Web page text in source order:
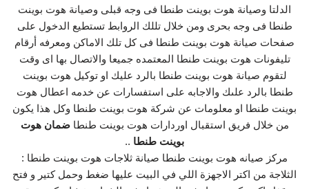
الدلتا وصيانة هوت بوينت طنطا فى وجه قبلى وصيانة هوت بوينت
طنطا فى وجه بحرى ومن خلال تللك الروابط تستطيع الدخول على
صفحات صيانة هوت بوينت طنطا فى كل تلك الاماكن ومعرفه أرقام
تليفونات هوت بوينت طنطا المعتمده جميعا والاتصال بها اى وقت
لتقوم صيانة هوت بوينت طنطا بالرد عليك او توكيل هوت بوينت
طنطا بالرد علىك والاجابه على استفسارات عن خدمه اعطال هوت
بوينت طنطا او معلومات عن شركة هوت بوينت طنطا وكل هذا يكون
من خلال فريق استقبال اوردارات هوت بوينت طنطاضمان هوت
بوينت طنطا ..
مركز صيانه هوت بوينت طنطا صيانة ثلاجات هوت بوينت طنطا :
الثلاجة من اكتر الاجهزة اللي في البيت عليها ضغط وحمل كتير و فتح